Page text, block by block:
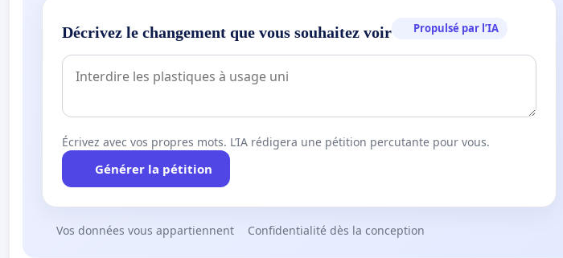
Décrivez le changement que vous souhaitez voir Propulsé par l’IA
Écrivez avec vos propres mots. L’IA rédigera une pétition percutante pour vous.
Générer la pétition
Vos données vous appartiennent Confidentialité dès la conception